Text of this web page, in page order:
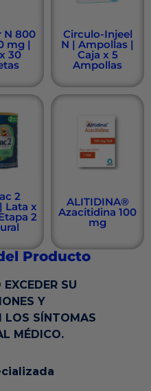
N 800
mg |
30
Circulo-Injeel
N | Ampollas |
Caja x 5
Ampollas
2
Lata x
2
ALITIDINA®
Azacitidina 100
mg
Producto
SU
Y
LOS SÍNTOMAS
MÉDICO.